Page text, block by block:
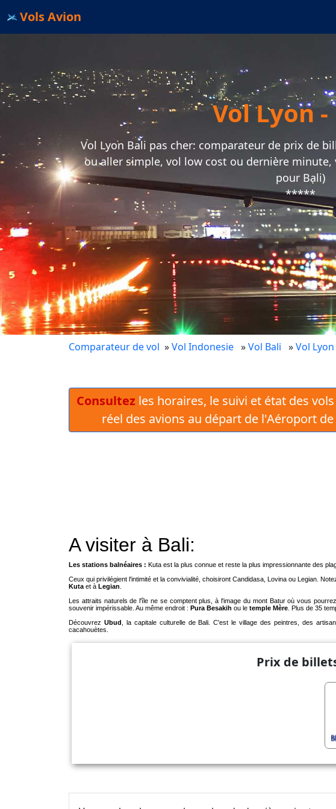
Vols Avion
Vol Lyon -
Vol Lyon Bali pas cher: comparateur de prix de
ou aller simple, vol low cost ou dernière
pour Bali)
*****
Comparateur de vol »Vol Indonesie »Vol Bali »Vol Lyon
Consultez les horaires, le suivi et état des
réel des avions au départ de l'Aéroport de
A visiter à Bali:
Les stations balnéaires : Kuta est la plus connue et reste la plus impressionnante des
Ceux qui privilégient l'intimité et la convivialité, choisiront Candidasa, Lovina ou Legian.
Kuta et à Legian
Les attraits naturels de l'île ne se comptent plus, à l'image du mont Batur où vous
souvenir impérissable. Au même endroit : Pura Besakih ou le temple Mère . Plus de 35
Découvrez Ubud , la capitale culturelle de Bali. C'est le village des peintres, des
cacahouètes.
Prix de